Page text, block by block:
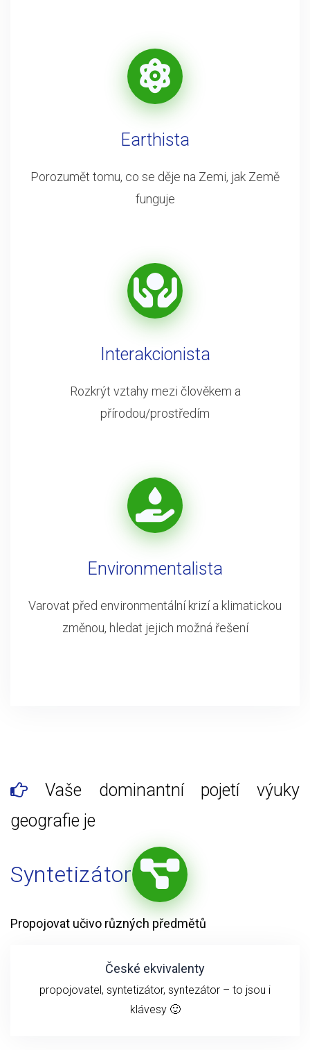
Earthista
Porozumět tomu, co se děje na Zemi, jak Země
funguje
Interakcionista
Rozkrýt vztahy mezi člověkem a
přírodou/prostředím
Environmentalista
Varovat před environmentální krizí a klimatickou
změnou, hledat jejich možná řešení
Vaše dominantní pojetí výuky
geografie je
Syntetizátor
Propojovat učivo různých předmětů
České ekvivalenty
propojovatel, syntetizátor, syntezátor – to jsou i
klávesy 🙂